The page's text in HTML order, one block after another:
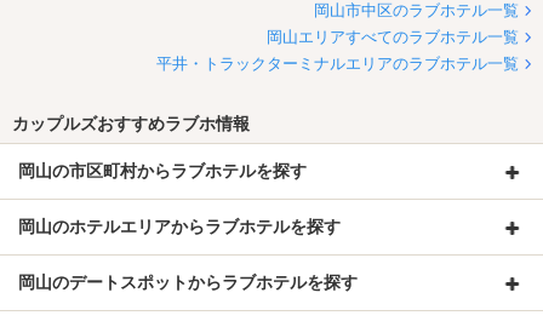
岡山市中区のラブホテル一覧
岡山エリアすべてのラブホテル一覧
平井・トラックターミナルエリアのラブホテル一覧
カップルズおすすめラブホ情報
岡山の市区町村からラブホテルを探す
岡山のホテルエリアからラブホテルを探す
岡山のデートスポットからラブホテルを探す